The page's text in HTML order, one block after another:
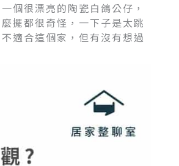
個很漂亮的陶瓷白鴿公仔，
擺都很奇怪，一下子是太跳
適合這個家，但有沒有想過